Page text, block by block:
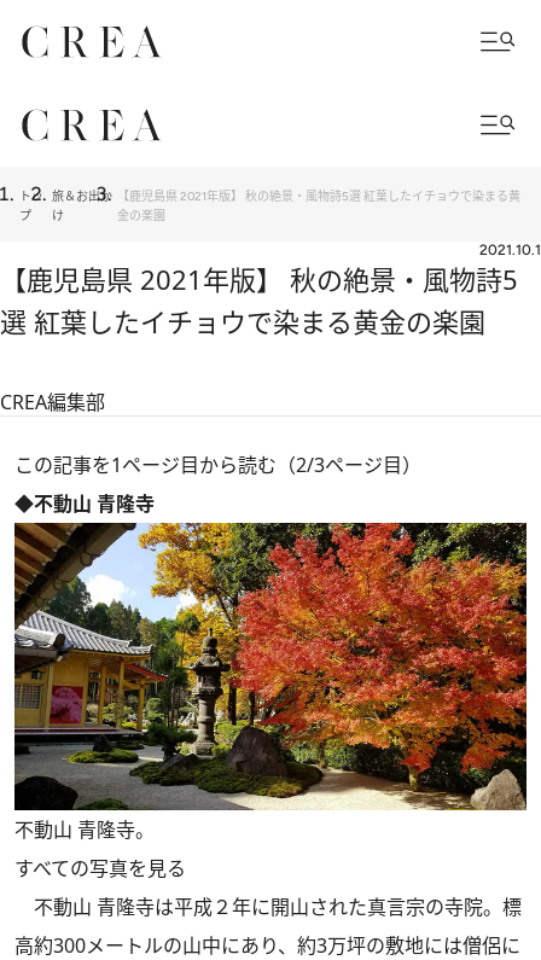
トッ
プ
旅＆お出か
け
【鹿児島県 2021年版】 秋の絶景・風物詩5選 紅葉したイチョウで染まる黄
金の楽園
2021.10.1
【鹿児島県 2021年版】 秋の絶景・風物詩5
選 紅葉したイチョウで染まる黄金の楽園
CREA編集部
この記事を1ページ目から読む（2/3ページ目）
◆不動山 青隆寺
不動山 青隆寺。
すべての写真を見る
不動山 青隆寺は平成２年に開山された真言宗の寺院。標
高約300メートルの山中にあり、約3万坪の敷地には僧侶に